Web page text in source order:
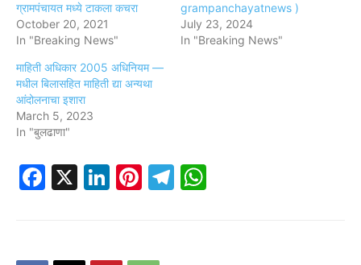
ग्रामपंचायत मध्ये टाकला कचरा
October 20, 2021
In "Breaking News"
grampanchayatnews )
July 23, 2024
In "Breaking News"
माहिती अधिकार 2005 अधिनियम —
मधील बिलासहित माहिती द्या अन्यथा
आंदोलनाचा इशारा
March 5, 2023
In "बुलढाणा"
Facebook
X LinkedIn
Pinterest
Telegram